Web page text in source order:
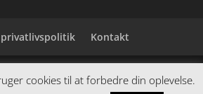
privatlivspolitik Kontakt
samler et bredt udvalg af
Siden er et affiiliatesite, og nogle
cookies til at forbedre din oplevelse.